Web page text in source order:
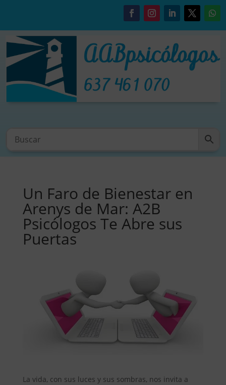
Un Faro de Bienestar en
Arenys de Mar: A2B
Psicólogos Te Abre sus
Puertas
La vida, con sus luces y sus sombras, nos invita a